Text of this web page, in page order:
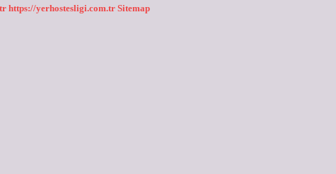
https://yerhostesligi.com.tr Sitemap